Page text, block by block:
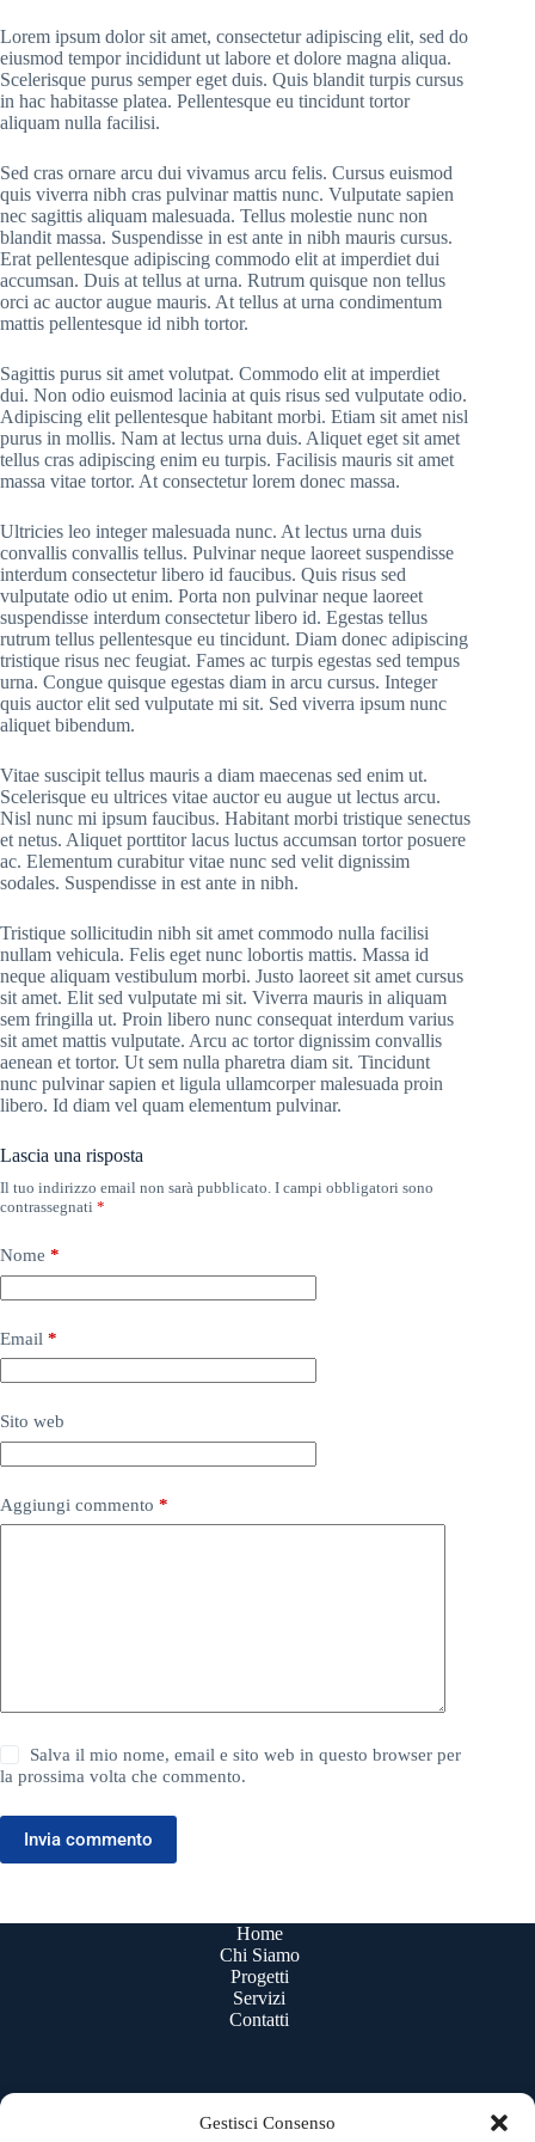
Gestisci Consenso
Lorem ipsum dolor sit amet, consectetur adipiscing elit, sed do
eiusmod tempor incididunt ut labore et dolore magna aliqua.
Scelerisque purus semper eget duis. Quis blandit turpis cursus
in hac habitasse platea. Pellentesque eu tincidunt tortor
aliquam nulla facilisi.
Sed cras ornare arcu dui vivamus arcu felis. Cursus euismod
quis viverra nibh cras pulvinar mattis nunc. Vulputate sapien
nec sagittis aliquam malesuada. Tellus molestie nunc non
blandit massa. Suspendisse in est ante in nibh mauris cursus.
Erat pellentesque adipiscing commodo elit at imperdiet dui
accumsan. Duis at tellus at urna. Rutrum quisque non tellus
orci ac auctor augue mauris. At tellus at urna condimentum
mattis pellentesque id nibh tortor.
Sagittis purus sit amet volutpat. Commodo elit at imperdiet
dui. Non odio euismod lacinia at quis risus sed vulputate odio.
Adipiscing elit pellentesque habitant morbi. Etiam sit amet nisl
purus in mollis. Nam at lectus urna duis. Aliquet eget sit amet
tellus cras adipiscing enim eu turpis. Facilisis mauris sit amet
massa vitae tortor. At consectetur lorem donec massa.
Ultricies leo integer malesuada nunc. At lectus urna duis
convallis convallis tellus. Pulvinar neque laoreet suspendisse
interdum consectetur libero id faucibus. Quis risus sed
vulputate odio ut enim. Porta non pulvinar neque laoreet
suspendisse interdum consectetur libero id. Egestas tellus
rutrum tellus pellentesque eu tincidunt. Diam donec adipiscing
tristique risus nec feugiat. Fames ac turpis egestas sed tempus
urna. Congue quisque egestas diam in arcu cursus. Integer
quis auctor elit sed vulputate mi sit. Sed viverra ipsum nunc
aliquet bibendum.
Vitae suscipit tellus mauris a diam maecenas sed enim ut.
Scelerisque eu ultrices vitae auctor eu augue ut lectus arcu.
Nisl nunc mi ipsum faucibus. Habitant morbi tristique senectus
et netus. Aliquet porttitor lacus luctus accumsan tortor posuere
ac. Elementum curabitur vitae nunc sed velit dignissim
sodales. Suspendisse in est ante in nibh.
Tristique sollicitudin nibh sit amet commodo nulla facilisi
nullam vehicula. Felis eget nunc lobortis mattis. Massa id
neque aliquam vestibulum morbi. Justo laoreet sit amet cursus
sit amet. Elit sed vulputate mi sit. Viverra mauris in aliquam
sem fringilla ut. Proin libero nunc consequat interdum varius
sit amet mattis vulputate. Arcu ac tortor dignissim convallis
aenean et tortor. Ut sem nulla pharetra diam sit. Tincidunt
nunc pulvinar sapien et ligula ullamcorper malesuada proin
libero. Id diam vel quam elementum pulvinar.
Lascia una risposta
Il tuo indirizzo email non sarà pubblicato. I campi obbligatori sono
contrassegnati *
Nome *
Email *
Sito web
Aggiungi commento *
Salva il mio nome, email e sito web in questo browser per
la prossima volta che commento.
Invia commento
Home
Chi Siamo
Progetti
Servizi
Contatti